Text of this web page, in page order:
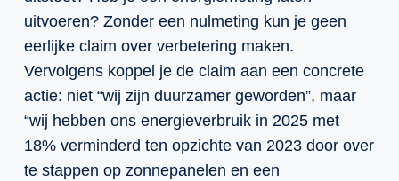
uitvoeren? Zonder een nulmeting kun je geen
eerlijke claim over verbetering maken.
Vervolgens koppel je de claim aan een concrete
actie: niet “wij zijn duurzamer geworden”, maar
“wij hebben ons energieverbruik in 2025 met
18% verminderd ten opzichte van 2023 door over
te stappen op zonnepanelen en een